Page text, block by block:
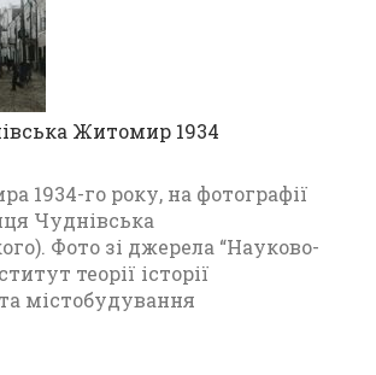
Житомир 1934
1934-го року, на фотографії
Чуднівська
Фото зі джерела “Науково-
теорії історії
містобудування